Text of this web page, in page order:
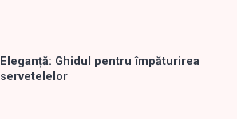
Eleganță: Ghidul pentru împăturirea
servetelelor